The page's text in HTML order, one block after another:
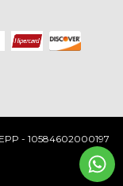
- 10584602000197